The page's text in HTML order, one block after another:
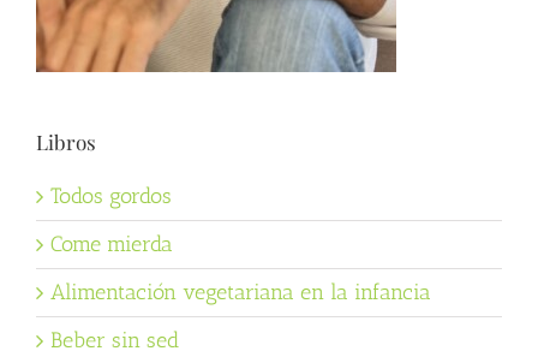
Libros
Todos gordos
Come mierda
Alimentación vegetariana en la infancia
Beber sin sed